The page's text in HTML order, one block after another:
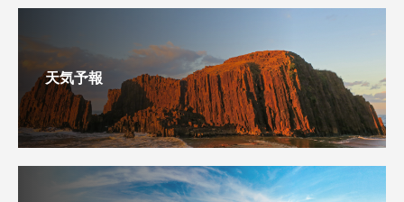
天気予報